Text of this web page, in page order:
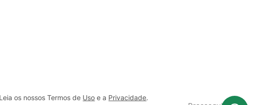
os nossos Termos de Uso e a Privacidade.